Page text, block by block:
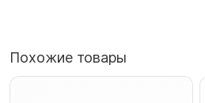
Похожие товары